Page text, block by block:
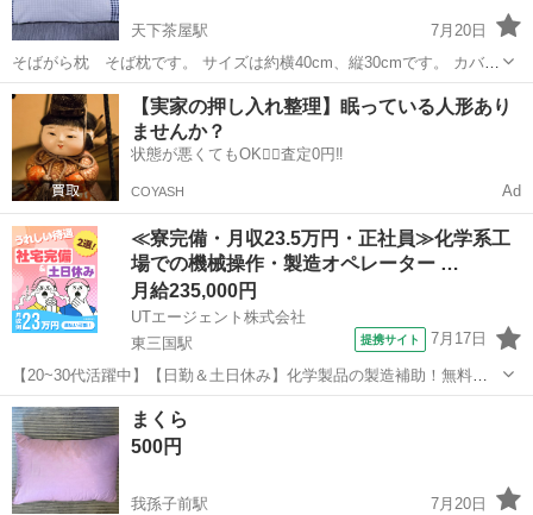
天下茶屋駅
7月20日
そばがら枕 そば枕です。 サイズは約横40cm、縦30cmです。 カバー
は洗濯済みです。 よろしくお願いします。
大阪 大阪市 天下茶屋駅 寝具 そばがら
【実家の押し入れ整理】眠っている人形あり
ませんか？
状態が悪くてもOK🙆‍♀️査定0円‼️
COYASH Ad
≪寮完備・月収23.5万円・正社員≫化学系工
場での機械操作・製造オペレーター …
月給235,000円
UTエージェント株式会社
東三国駅
提携サイト 7月17日
【20~30代活躍中】【日勤＆土日休み】化学製品の製造補助！無料送
迎バスあり！直接雇用のチャンスあり☆《JRQL1C》 詳細情報 ★化学
製品製造の原料投入、運搬など★ ☆未経験歓迎！ 体を動かすことが
好きな方にピッタリ...
大阪 大阪市 東三国駅
まくら
500円
我孫子前駅
7月20日